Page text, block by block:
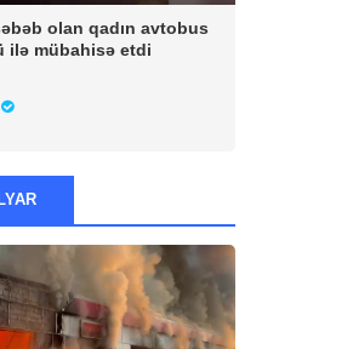
olan qadın avtobus
ilə mübahisə etdi